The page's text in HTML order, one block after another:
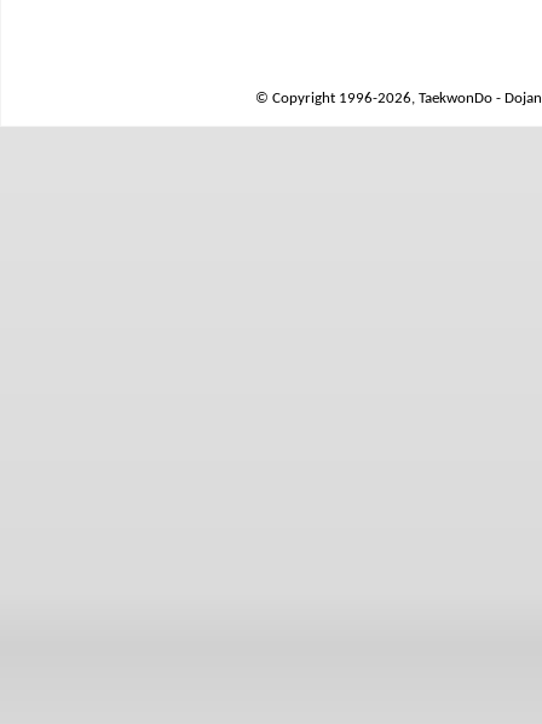
© Copyright 1996-2026, TaekwonDo -